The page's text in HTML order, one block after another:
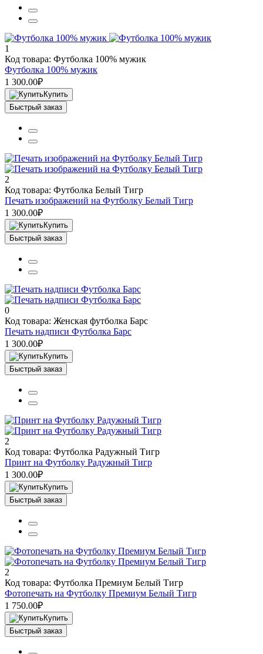
1
Код товара: Футболка 100% мужик
Футболка 100% мужик
1 300.00₽
Купить
Быстрый заказ
2
Код товара: Футболка Белый Тигр
Печать изображений на Футболку Белый Тигр
1 300.00₽
Купить
Быстрый заказ
0
Код товара: Женская футболка Барс
Печать надписи Футболка Барс
1 300.00₽
Купить
Быстрый заказ
2
Код товара: Футболка Радужный Тигр
Принт на Футболку Радужный Тигр
1 300.00₽
Купить
Быстрый заказ
2
Код товара: Футболка Премиум Белый Тигр
Фотопечать на Футболку Премиум Белый Тигр
1 750.00₽
Купить
Быстрый заказ